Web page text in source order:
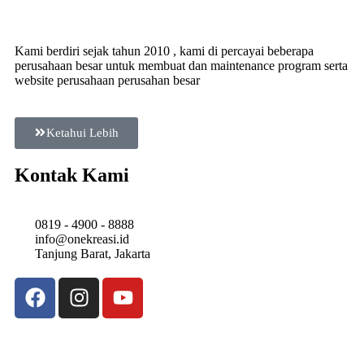
Kami berdiri sejak tahun 2010 , kami di percayai beberapa
perusahaan besar untuk membuat dan maintenance program serta
website perusahaan perusahan besar
Ketahui Lebih
Kontak Kami
0819 - 4900 - 8888
info@onekreasi.id
Tanjung Barat, Jakarta